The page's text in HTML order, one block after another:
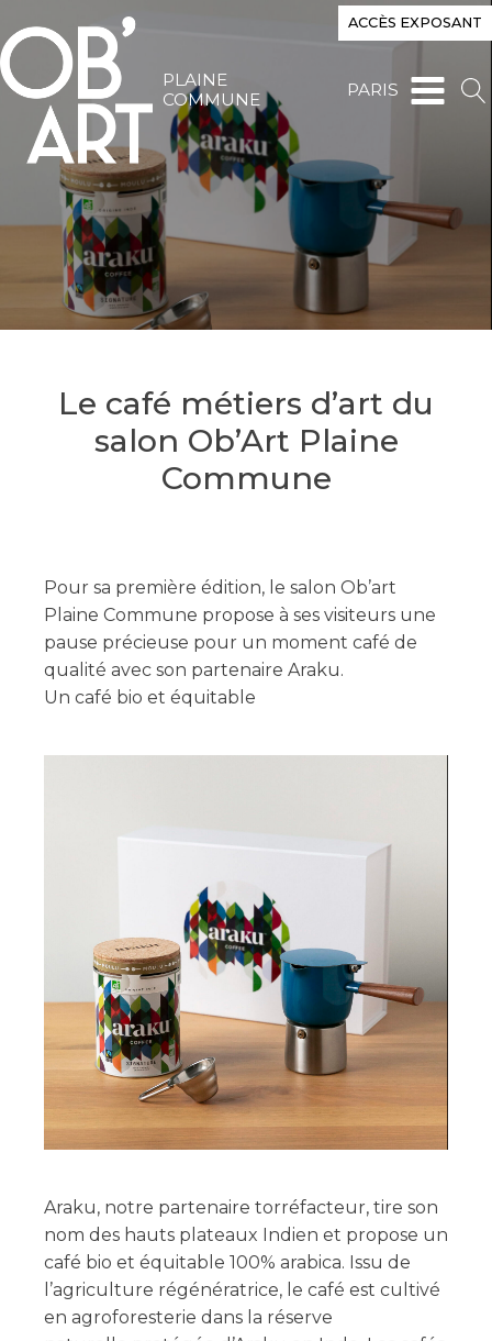
ACCÈS EXPOSANT
PLAINE
COMMUNE
PARIS
Le café métiers d’art du
salon Ob’Art Plaine
Commune
Pour sa première édition, le salon Ob’art
Plaine Commune propose à ses visiteurs une
pause précieuse pour un moment café de
qualité avec son partenaire Araku.
Un café bio et équitable
Araku, notre partenaire torréfacteur, tire son
nom des hauts plateaux Indien et propose un
café bio et équitable 100% arabica. Issu de
l’agriculture régénératrice, le café est cultivé
en agroforesterie dans la réserve